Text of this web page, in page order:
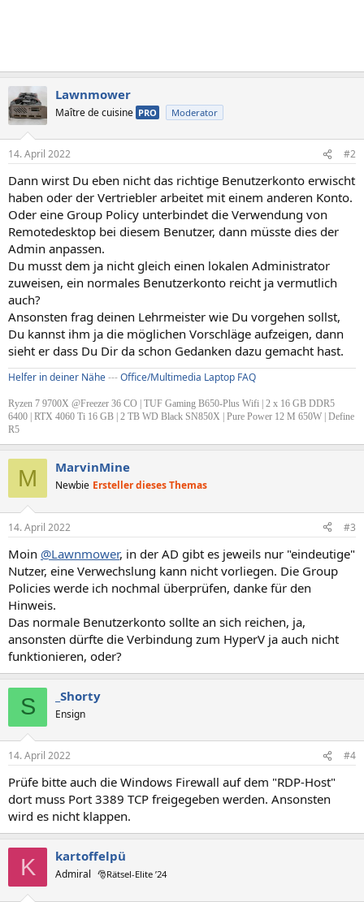
Lawnmower
Maître de cuisine PRO Moderator
14. April 2022 #2
Dann wirst Du eben nicht das richtige Benutzerkonto erwischt
haben oder der Vertriebler arbeitet mit einem anderen Konto.
Oder eine Group Policy unterbindet die Verwendung von
Remotedesktop bei diesem Benutzer, dann müsste dies der
Admin anpassen.
Du musst dem ja nicht gleich einen lokalen Administrator
zuweisen, ein normales Benutzerkonto reicht ja vermutlich
auch?
Ansonsten frag deinen Lehrmeister wie Du vorgehen sollst,
Du kannst ihm ja die möglichen Vorschläge aufzeigen, dann
sieht er dass Du Dir da schon Gedanken dazu gemacht hast.
Helfer in deiner Nähe---Office/Multimedia Laptop FAQ
Ryzen 7 9700X @Freezer 36 CO | TUF Gaming B650-Plus Wifi | 2 x 16 GB DDR5
6400 | RTX 4060 Ti 16 GB | 2 TB WD Black SN850X | Pure Power 12 M 650W | Define
R5
M MarvinMine
Newbie Ersteller dieses Themas
14. April 2022 #3
Moin @Lawnmower, in der AD gibt es jeweils nur "eindeutige"
Nutzer, eine Verwechslung kann nicht vorliegen. Die Group
Policies werde ich nochmal überprüfen, danke für den
Hinweis.
Das normale Benutzerkonto sollte an sich reichen, ja,
ansonsten dürfte die Verbindung zum HyperV ja auch nicht
funktionieren, oder?
S _Shorty
Ensign
14. April 2022 #4
Prüfe bitte auch die Windows Firewall auf dem "RDP-Host"
dort muss Port 3389 TCP freigegeben werden. Ansonsten
wird es nicht klappen.
K kartoffelpü
Admiral 🎅Rätsel-Elite ’24